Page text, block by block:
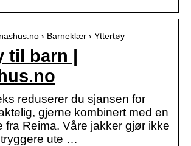
› Barneklær › Yttertøy
til barn |
reduserer du sjansen for
gjerne kombinert med en
fra Reima. Våre jakker gjør ikke
ute …